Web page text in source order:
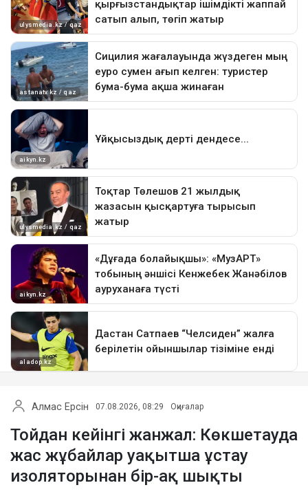
Алмас Ерсін 07.08.2026, 08:29 Оқиғалар
Тойдан кейінгі жанжал: Көкшетауда
жас жұбайлар уақытша ұстау
изоляторынан бір-ақ шықты